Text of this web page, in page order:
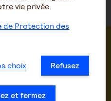
offre
notre offre
vie privée.
de Protection des
choix Refusez
et fermez